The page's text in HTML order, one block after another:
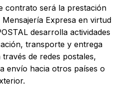
contrato será la prestación
Expresa en virtud
desarrolla actividades
transporte y entrega
de redes postales,
envío hacia otros países o